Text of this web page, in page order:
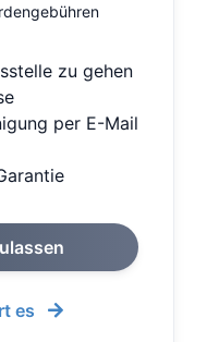
zu gehen
per E-Mail
es